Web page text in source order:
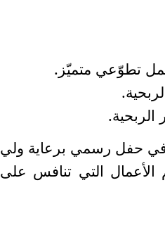
تطوّعي متميّز.
في حفل رسمي برعاية ولي
الأعمال التي تنافس على